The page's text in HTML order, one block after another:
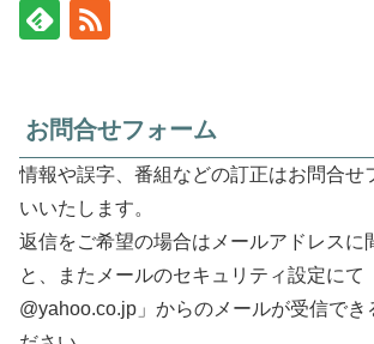
お問合せフォーム
情報や誤字、番組などの訂正はお問合せ
いいたします。
返信をご希望の場合はメールアドレスに
と、またメールのセキュリティ設定にて
@yahoo.co.jp」からのメールが受信でき